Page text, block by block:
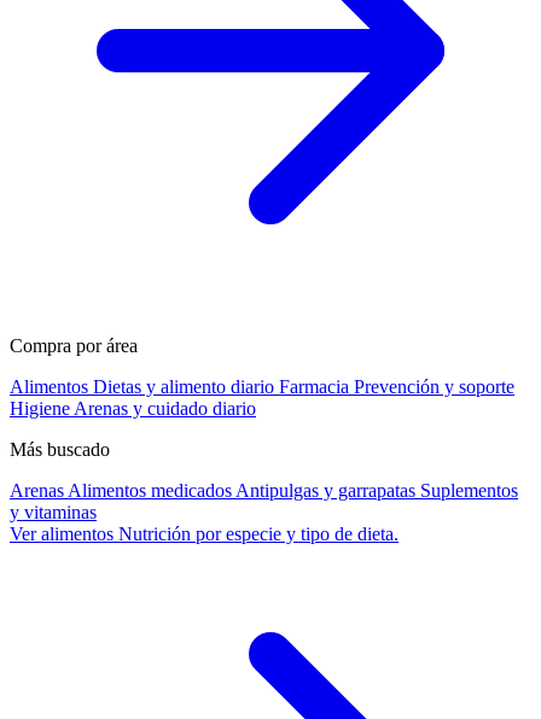
Compra por área
Alimentos Dietas y alimento diario Farmacia Prevención y soporte
Higiene Arenas y cuidado diario
Más buscado
Arenas Alimentos medicados Antipulgas y garrapatas Suplementos
y vitaminas
Ver alimentos Nutrición por especie y tipo de dieta.